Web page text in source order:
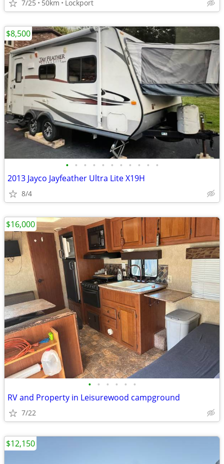
7/25 50km Lockport
• • • • • • • • • • •
2013 Jayco Jayfeather Ultra Lite X19H
8/4
$8,500
• • • • • •
RV and Property in Leisurewood campground
7/22
$16,000
$12,150